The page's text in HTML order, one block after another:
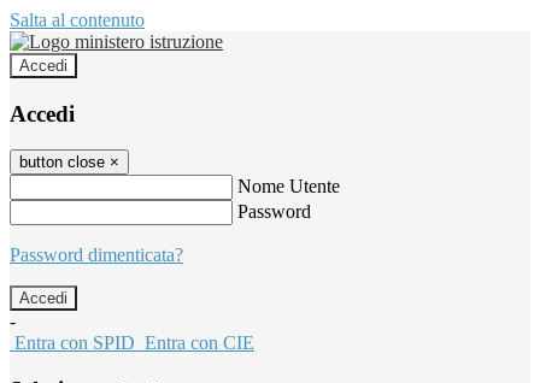
Salta al contenuto
Accedi
Accedi
button close ×
Nome Utente
Password
Password dimenticata?
-
Entra con SPID Entra con CIE